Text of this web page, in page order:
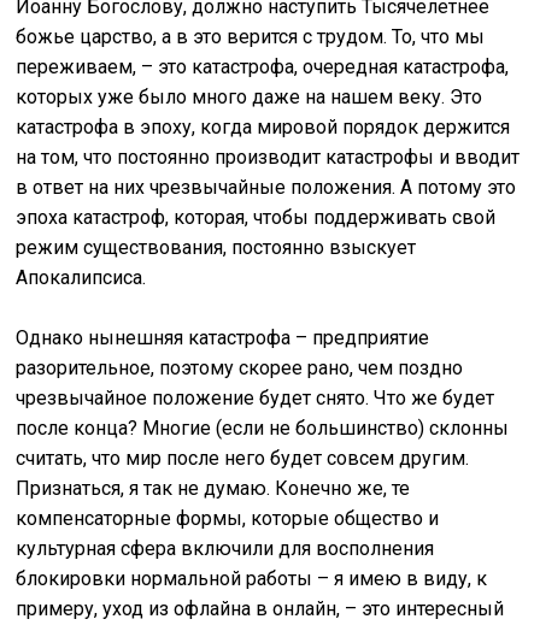
Иоанну Богослову, должно наступить Тысячелетнее
божье царство, а в это верится с трудом. То, что мы
переживаем, – это катастрофа, очередная катастрофа,
которых уже было много даже на нашем веку. Это
катастрофа в эпоху, когда мировой порядок держится
на том, что постоянно производит катастрофы и вводит
в ответ на них чрезвычайные положения. А потому это
эпоха катастроф, которая, чтобы поддерживать свой
режим существования, постоянно взыскует
Апокалипсиса.
Однако нынешняя катастрофа – предприятие
разорительное, поэтому скорее рано, чем поздно
чрезвычайное положение будет снято. Что же будет
после конца? Многие (если не большинство) склонны
считать, что мир после него будет совсем другим.
Признаться, я так не думаю. Конечно же, те
компенсаторные формы, которые общество и
культурная сфера включили для восполнения
блокировки нормальной работы – я имею в виду, к
примеру, уход из офлайна в онлайн, – это интересный